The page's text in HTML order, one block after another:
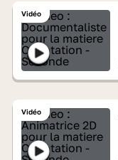
Vidéo
Vidéo